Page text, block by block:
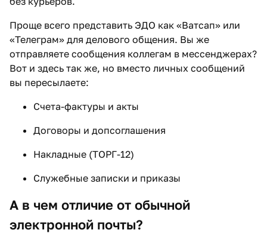
Проще всего представить ЭДО как «Ватсап» или
«Телеграм» для делового общения. Вы же
отправляете сообщения коллегам в мессенджерах?
Вот и здесь так же, но вместо личных сообщений
вы пересылаете:
Счета-фактуры и акты
Договоры и допсоглашения
Накладные (ТОРГ-12)
Служебные записки и приказы
А в чем отличие от обычной
электронной почты?